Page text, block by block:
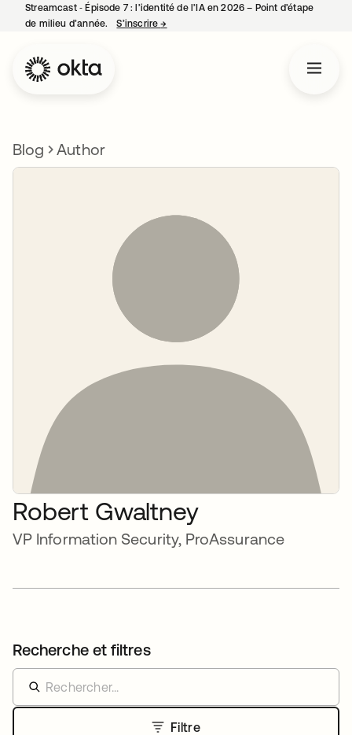
Streamcast ‑ Épisode 7 : l’identité de l’IA en 2026 – Point d’étape
de milieu d’année.
S’inscrire→
Blog Author
Robert Gwaltney
VP Information Security, ProAssurance
Recherche et filtres
Filtre